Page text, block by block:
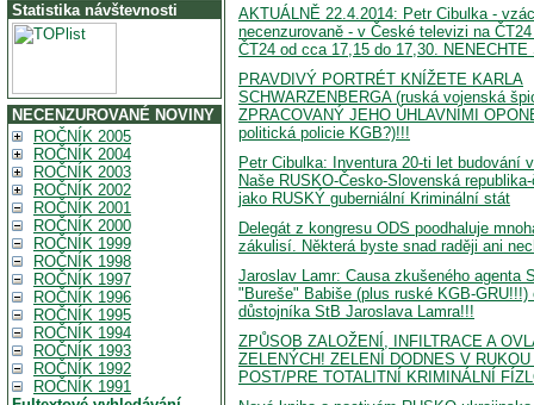
Statistika návštevnosti
NECENZUROVANÉ NOVINY
ROČNÍK 2005
ROČNÍK 2004
ROČNÍK 2003
ROČNÍK 2002
ROČNÍK 2001
ROČNÍK 2000
ROČNÍK 1999
ROČNÍK 1998
ROČNÍK 1997
ROČNÍK 1996
ROČNÍK 1995
ROČNÍK 1994
ROČNÍK 1993
ROČNÍK 1992
ROČNÍK 1991
AKTUÁLNĚ 22.4.2014: Petr Cibulka -
necenzurovaně - v České televizi na
ČT24 od cca 17,15 do 17,30.
PRAVDIVÝ PORTRÉT KNÍŽETE KARLA
SCHWARZENBERGA (ruská vojenská
ZPRACOVANÝ JEHO ÚHLAVNÍMI
politická policie KGB?)!!!
Petr Cibulka: Inventura 20-ti let budování
Naše RUSKO-Česko-Slovenská
jako RUSKÝ guberniální Kriminální stát
Delegát z kongresu ODS poodhaluje
zákulisí. Některá byste snad raději ani
Jaroslav Lamr: Causa zkušeného agenta
"Bureše" Babiše (plus ruské KGB-GRU!!!)
důstojníka StB Jaroslava Lamra!!!
ZPŮSOB ZALOŽENÍ, INFILTRACE A
ZELENÝCH! ZELENÍ DODNES V
POST/PRE TOTALITNÍ KRIMINÁLNÍ